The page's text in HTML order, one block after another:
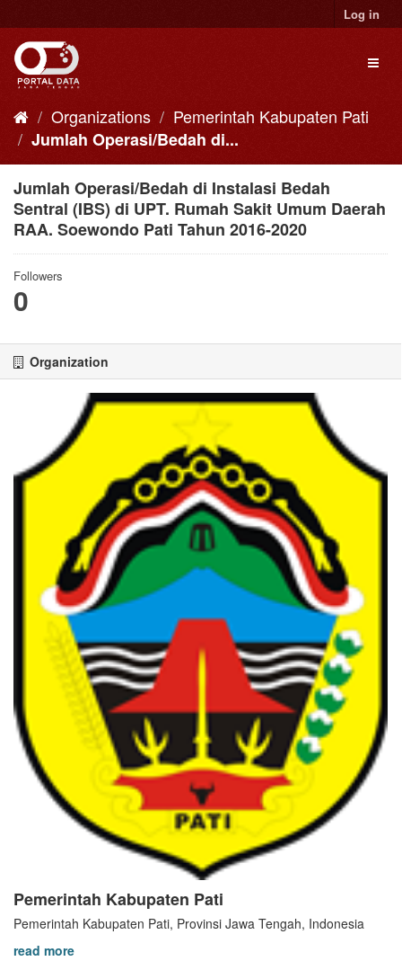
to
content
Log in
Organizations
Pemerintah Kabupaten Pati
Jumlah Operasi/Bedah di...
Jumlah Operasi/Bedah di Instalasi Bedah
Sentral (IBS) di UPT. Rumah Sakit Umum Daerah
RAA. Soewondo Pati Tahun 2016-2020
Followers
0
Organization
Pemerintah Kabupaten Pati
Pemerintah Kabupaten Pati, Provinsi Jawa Tengah, Indonesia
read more